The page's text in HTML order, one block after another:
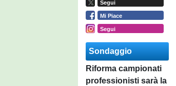
Segui
Mi Piace
Segui
Sondaggio
Riforma campionati
professionisti sarà la